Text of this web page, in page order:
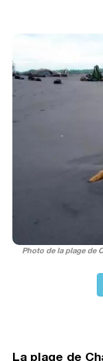
Photo de la plage de
La plage de